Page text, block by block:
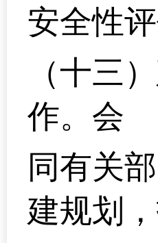
安全性评
（十三
作。会
同有关
建规划